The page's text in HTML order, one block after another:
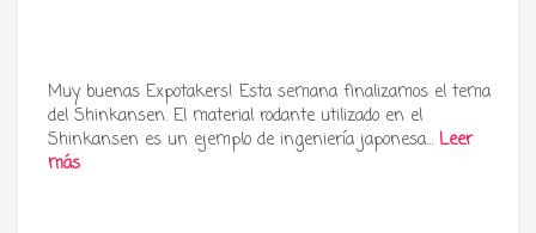
Muy buenas Expotakers! Esta semana finalizamos el tema
del Shinkansen. El material rodante utilizado en el
Shinkansen es un ejemplo de ingeniería japonesa… Leer
más